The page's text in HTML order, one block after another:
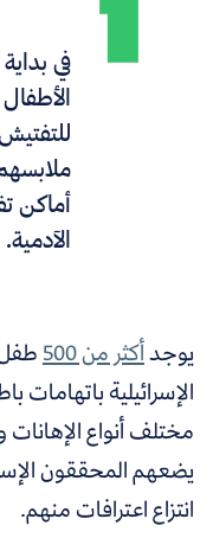
في
أماكن
الآدمية.
يوجدأكثر من 500
طفل
الإسرائيليةباتهامات
مختلف أنواع
يضعهم المحققون
انتزاع اعترافات منهم.